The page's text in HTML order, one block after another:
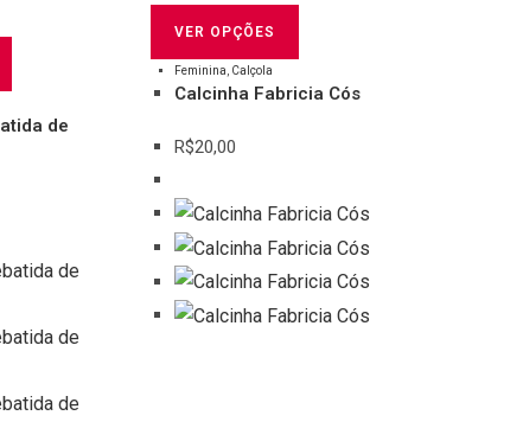
de
VER OPÇÕES
Feminina Calçola
Calcinha Fabricia Cós
R$20,00